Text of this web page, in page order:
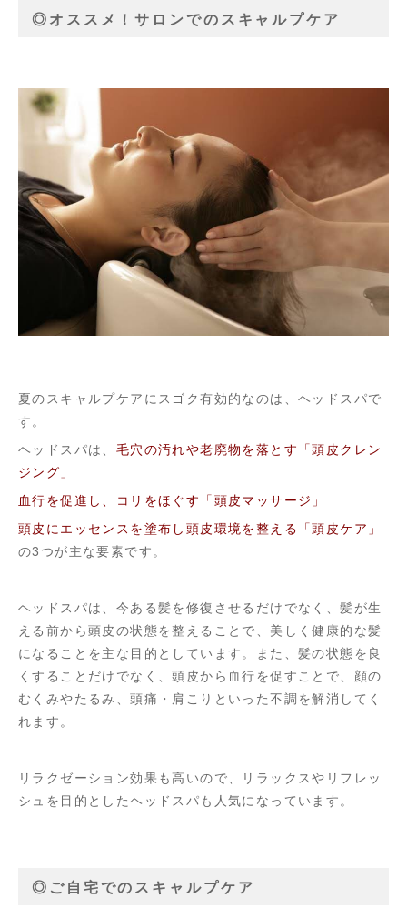
◎オススメ！サロンでのスキャルプケア
夏のスキャルプケアにスゴク有効的なのは、ヘッドスパで
す。
ヘッドスパは、 毛穴の汚れや老廃物を落とす「頭皮クレン
ジング」
血行を促進し、コリをほぐす「頭皮マッサージ」
頭皮にエッセンスを塗布し頭皮環境を整える「頭皮ケア」
の3つが主な要素です。
ヘッドスパは、今ある髪を修復させるだけでなく、髪が生
える前から頭皮の状態を整えることで、美しく健康的な髪
になることを主な目的としています。また、髪の状態を良
くすることだけでなく、頭皮から血行を促すことで、顔の
むくみやたるみ、頭痛・肩こりといった不調を解消してく
れます。
リラクゼーション効果も高いので、リラックスやリフレッ
シュを目的としたヘッドスパも人気になっています。
◎ご自宅でのスキャルプケア